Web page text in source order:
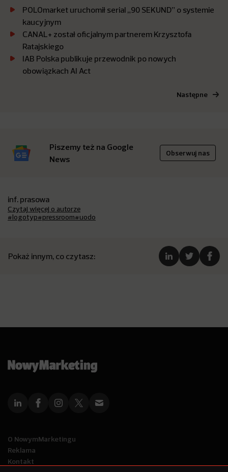
POLOmarket uruchomił serial „90 SEKUND” o systemie
kaucyjnym
CANAL+ został oficjalnym partnerem Krzysztofa
Ratajskiego
IAB Polska publikuje przewodnik po nowych
obowiązkach AI Act
Następne
Piszemy też na Google
News
Obserwuj nas
inf. prasowa
Czytaj więcej o autorze
#logotyp#pressroom#uodo
Pokaż innym, co czytasz:
O NowymMarketingu
Reklama
Kontakt